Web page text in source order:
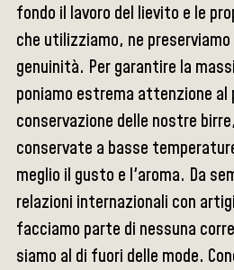
fondo il lavoro del lievito e le
che utilizziamo, ne
genuinità. Per garantire la
poniamo estrema attenzione al
conservazione delle nostre
conservate a basse
meglio il gusto e l'aroma. Da
relazioni internazionali con
facciamo parte di nessuna
siamo al di fuori delle mode.